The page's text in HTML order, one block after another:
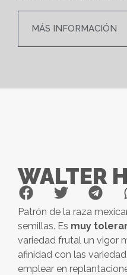
MÁS INFORMACIÓN
WALTER
Patrón de la raza
semillas. Es muy
variedad frutal un vigor
afinidad con las
emplear en